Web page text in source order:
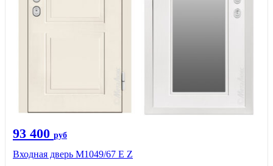
93 400 руб
Входная дверь М1049/67 Е Z